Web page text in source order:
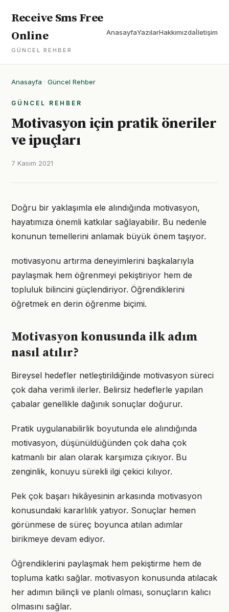
Receive Sms Free
Online
GÜNCEL REHBER
AnasayfaYazılarHakkımızdaİletişim
Anasayfa · Güncel Rehber
GÜNCEL REHBER
Motivasyon için pratik öneriler
ve ipuçları
7 Kasım 2021
Doğru bir yaklaşımla ele alındığında motivasyon,
hayatımıza önemli katkılar sağlayabilir. Bu nedenle
konunun temellerini anlamak büyük önem taşıyor.
motivasyonu artırma deneyimlerini başkalarıyla
paylaşmak hem öğrenmeyi pekiştiriyor hem de
topluluk bilincini güçlendiriyor. Öğrendiklerini
öğretmek en derin öğrenme biçimi.
Motivasyon konusunda ilk adım
nasıl atılır?
Bireysel hedefler netleştirildiğinde motivasyon süreci
çok daha verimli ilerler. Belirsiz hedeflerle yapılan
çabalar genellikle dağınık sonuçlar doğurur.
Pratik uygulanabilirlik boyutunda ele alındığında
motivasyon, düşünüldüğünden çok daha çok
katmanlı bir alan olarak karşımıza çıkıyor. Bu
zenginlik, konuyu sürekli ilgi çekici kılıyor.
Pek çok başarı hikâyesinin arkasında motivasyon
konusundaki kararlılık yatıyor. Sonuçlar hemen
görünmese de süreç boyunca atılan adımlar
birikmeye devam ediyor.
Öğrendiklerini paylaşmak hem pekiştirme hem de
topluma katkı sağlar. motivasyon konusunda atılacak
her adımın bilinçli ve planlı olması, sonuçların kalıcı
olmasını sağlar.